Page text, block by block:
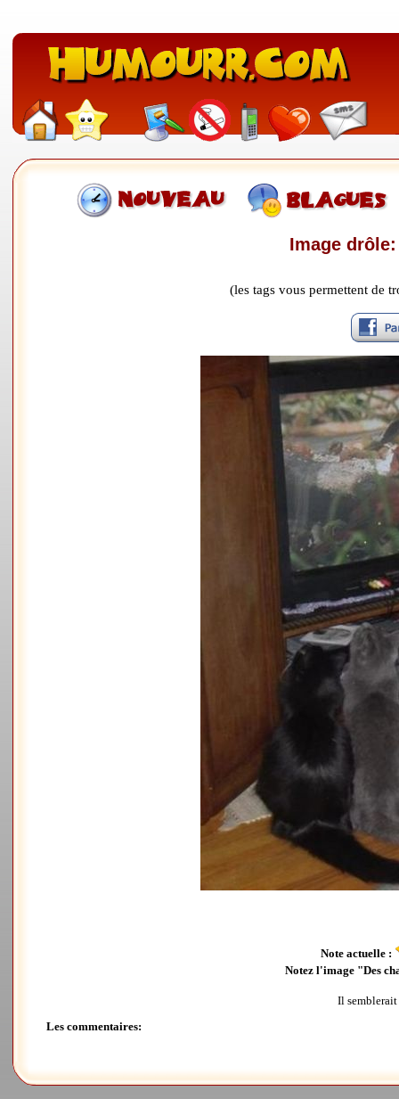
Image
(les tags vous permettent de
Note actuelle :
Notez l'image "Des
Il semblerait
Les commentaires: